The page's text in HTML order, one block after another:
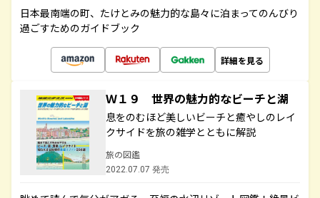
日本最南端の町、たけとみの魅力的な島々に泊まってのんびり
過ごすためのガイドブック
詳細を見る
Ｗ１９ 世界の魅力的なビーチと湖
息をのむほど美しいビーチと癒やしのレイ
クサイドを旅の雑学とともに解説
旅の図鑑
2022.07.07 発売